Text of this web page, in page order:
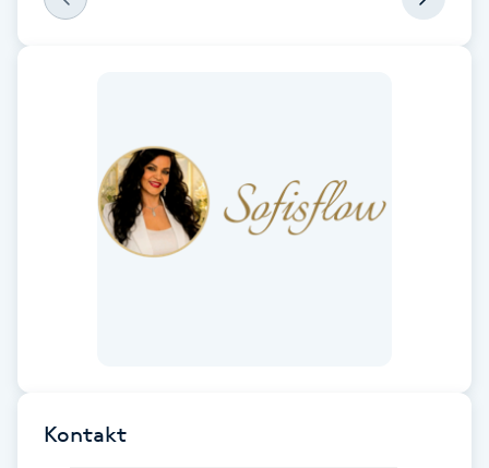
Fotsvamp
Fransborttagning
Fransförlängning Megavolym
Fransförlängning Volym
gå ut från salongen med ett leende på läppar.
Kontakt